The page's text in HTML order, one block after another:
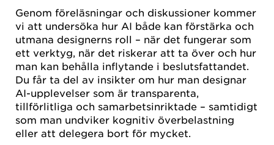
Genom föreläsningar och diskussioner kommer
vi att undersöka hur AI både kan förstärka och
utmana designerns roll – när det fungerar som
ett verktyg, när det riskerar att ta över och hur
man kan behålla inflytande i beslutsfattandet.
Du får ta del av insikter om hur man designar
AI-upplevelser som är transparenta,
tillförlitliga och samarbetsinriktade – samtidigt
som man undviker kognitiv överbelastning
eller att delegera bort för mycket.